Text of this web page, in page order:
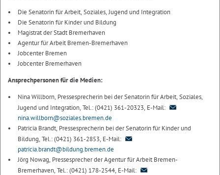
Die Senatorin für Arbeit, Soziales, Jugend und Integration
Die Senatorin für Kinder und Bildung
Magistrat der Stadt Bremerhaven
Agentur für Arbeit Bremen-Bremerhaven
Jobcenter Bremen
Jobcenter Bremerhaven
Ansprechpersonen für die Medien:
Nina Willborn, Pressesprecherin bei der Senatorin für Arbeit, Soziales,
Jugend und Integration, Tel.: (0421) 361-20323, E-Mail:
nina.willborn@soziales.bremen.de
Patricia Brandt, Pressesprecherin bei der Senatorin für Kinder und
Bildung, Tel.: (0421) 361-2853, E-Mail:
patricia.brandt@bildung.bremen.de
Jörg Nowag, Pressesprecher der Agentur für Arbeit Bremen-
Bremerhaven, Tel.: (0421) 178-2544, E-Mail: